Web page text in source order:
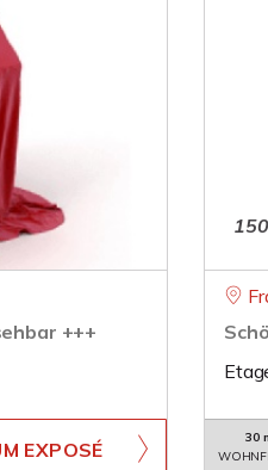
+++
EXPOSÉ
30